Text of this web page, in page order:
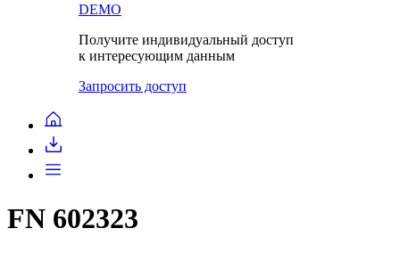
DEMO
Получите индивидуальный доступ
к интересующим данным
Запросить доступ
FN 602323